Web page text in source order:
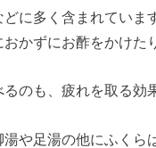
に多く含まれていま
かずにお酢をかけた
のも、疲れを取る効
や足湯の他にふくら